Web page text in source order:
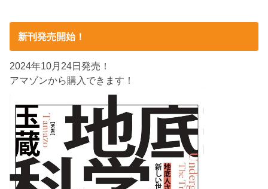
新刊発売開始！
2024年10月24日発売！
アマゾンから購入できます！